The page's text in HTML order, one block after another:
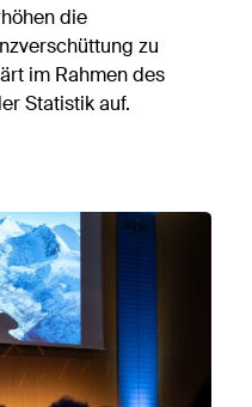
die
zu
im Rahmen des
Statistik auf.